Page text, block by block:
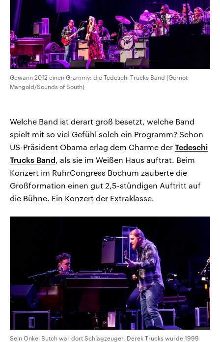
Gewann 2012 einen Grammy: die Tedeschi Trucks Band (Gernot
Mangold/Sounds of South)
Welche Band ist derart groß besetzt, welche Band
spielt mit so viel Gefühl solch ein Programm? Schon
US-Präsident Obama erlag dem Charme der Tedeschi
Trucks Band, als sie im Weißen Haus auftrat. Beim
Konzert im RuhrCongress Bochum zauberte die
Großformation einen gut 2,5-stündigen Auftritt auf
die Bühne. Ein Konzert der Extraklasse.
Sein Onkel Butch war dort Schlagzeuger, Derek Trucks wurde 1999